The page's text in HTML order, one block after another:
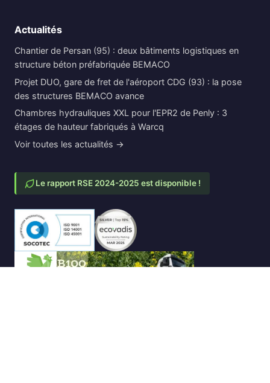
Actualités
Chantier de Persan (95) : deux bâtiments logistiques en
structure béton préfabriquée BEMACO
Projet DUO, gare de fret de l'aéroport CDG (93) : la pose
des structures BEMACO avance
Chambres hydrauliques XXL pour l'EPR2 de Penly : 3
étages de hauteur fabriqués à Warcq
Voir toutes les actualités →
Le rapport RSE 2024-2025 est disponible !